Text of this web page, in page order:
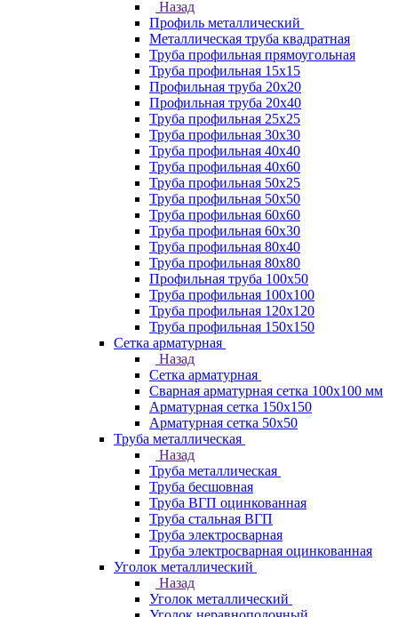
Назад
Профиль металлический
Металлическая труба квадратная
Труба профильная прямоугольная
Труба профильная 15х15
Профильная труба 20х20
Профильная труба 20х40
Труба профильная 25х25
Труба профильная 30x30
Труба профильная 40х40
Труба профильная 40х60
Труба профильная 50х25
Труба профильная 50х50
Труба профильная 60x60
Труба профильная 60х30
Труба профильная 80х40
Труба профильная 80х80
Профильная труба 100х50
Труба профильная 100х100
Труба профильная 120х120
Труба профильная 150х150
Сетка арматурная
Назад
Сетка арматурная
Сварная арматурная сетка 100х100 мм
Арматурная сетка 150х150
Арматурная сетка 50х50
Труба металлическая
Назад
Труба металлическая
Труба бесшовная
Труба ВГП оцинкованная
Труба стальная ВГП
Труба электросварная
Труба электросварная оцинкованная
Уголок металлический
Назад
Уголок металлический